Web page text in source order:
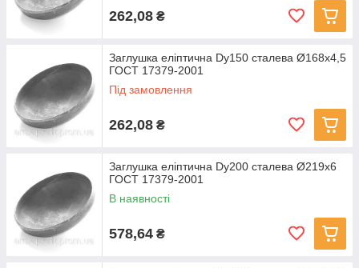
262,08 ₴
Заглушка еліптична Dу150 сталева Ø168x4,5
ГОСТ 17379-2001
Під замовлення
262,08 ₴
Заглушка еліптична Dу200 сталева Ø219x6
ГОСТ 17379-2001
В наявності
578,64 ₴